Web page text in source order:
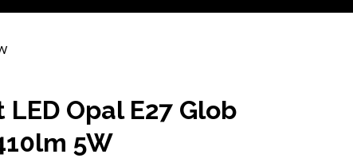
Opal E27 Glob
5W